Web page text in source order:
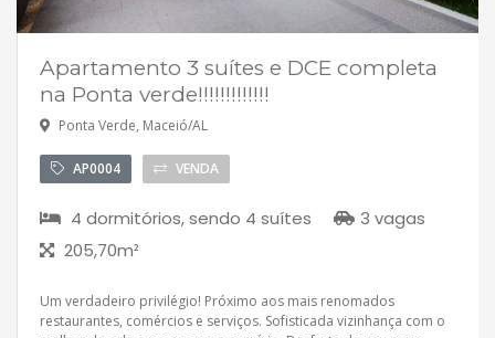
Apartamento 3 suítes e DCE completa
na Ponta verde!!!!!!!!!!!!!
Ponta Verde, Maceió/AL
AP0004 VENDA
4 dormitórios, sendo 4 suítes
3 vagas
205,70m²
Um verdadeiro privilégio! Próximo aos mais renomados
restaurantes, comércios e serviços. Sofisticada vizinhança com o